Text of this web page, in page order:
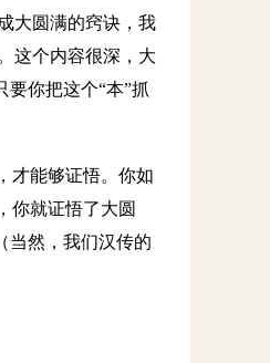
大圆满的窍诀，我
这个内容很深，大
你把这个“本”抓
才能够证悟。你如
你就证悟了大圆
当然，我们汉传的